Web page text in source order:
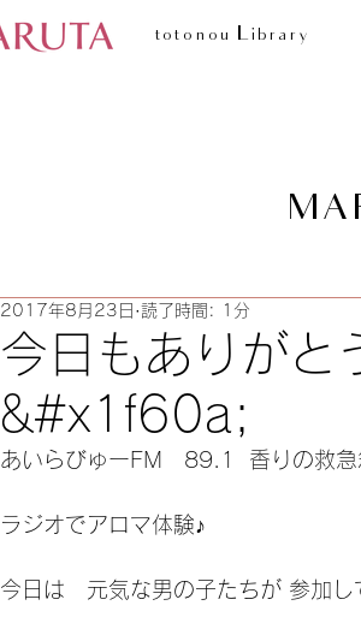
totonou Library
今日もありがと
&#x1f60a;
2017年8月23日 読了時間: 1分
あいらびゅーFM   89.1  香りの救
ラジオでアロマ体験♪
今日は   元気な男の子たちが 参加し